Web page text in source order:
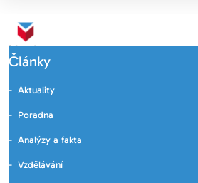
Články
Aktuality
Poradna
Analýzy a fakta
Vzdělávání